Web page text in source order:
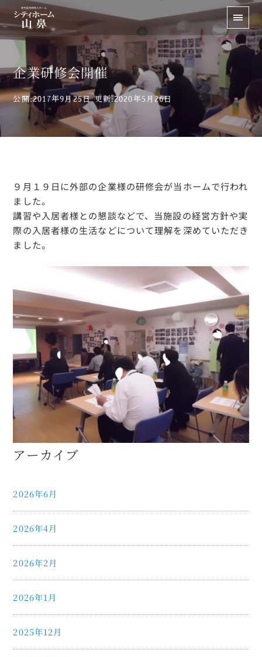
企業研修会開催
公開:2017年9月25日 更新:2020年5月26日
９月１９日に外部の企業様の研修会が当ホームで行われ
ました。
講習や入居者様との懇談などで、当施設の経営方針や実
際の入居者様の生活などについて理解を深めていただき
ました。
アーカイブ
2026年6月
2026年4月
2026年2月
2026年1月
2025年12月